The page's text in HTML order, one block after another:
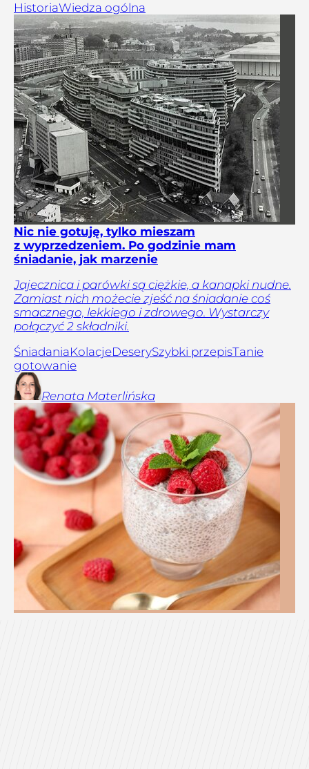
HistoriaWiedza ogólna
Nic nie gotuję, tylko mieszam
z wyprzedzeniem. Po godzinie mam
śniadanie, jak marzenie
Jajecznica i parówki są ciężkie, a kanapki nudne.
Zamiast nich możecie zjeść na śniadanie coś
smacznego, lekkiego i zdrowego. Wystarczy
połączyć 2 składniki.
ŚniadaniaKolacjeDeserySzybki przepisTanie
gotowanie
Renata Materlińska